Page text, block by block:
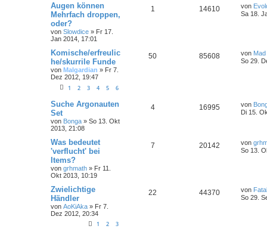
Augen können
Mehrfach droppen,
oder?
von Slowdice » Fr 17.
Jan 2014, 17:01
1 14610 von
Sa 18.
Komische/erfreulic
he/skurrile Funde
von Malgardian » Fr 7.
Dez 2012, 19:47
1 2 3 4 5 6
50 85608 von
So 29.
Suche Argonauten
Set
von Bonga » So 13. Okt
2013, 21:08
4 16995 von
Di 15.
Was bedeutet
'verflucht' bei
Items?
von grhmath » Fr 11.
Okt 2013, 10:19
7 20142 von
So 13.
Zwielichtige
Händler
von AoKiAka » Fr 7.
Dez 2012, 20:34
1 2 3
22 44370 von
So 29.